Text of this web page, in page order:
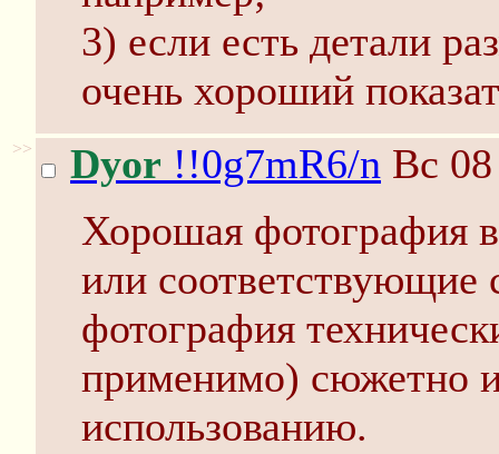
3) если есть детали
очень хороший
>> Dyor !!0g7mR6/n Вс
Хорошая фотография
или
фотография
применимо) сюжетно
использованию.